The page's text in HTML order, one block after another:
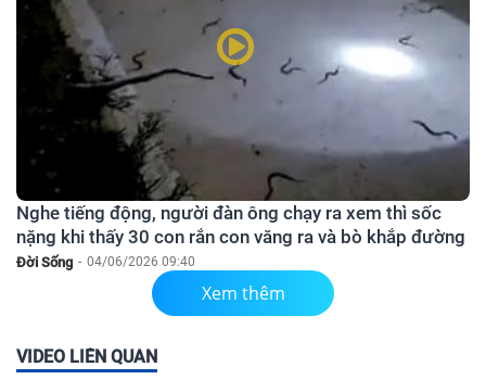
Nghe tiếng động, người đàn ông chạy ra xem thì sốc
nặng khi thấy 30 con rắn con văng ra và bò khắp đường
Đời Sống - 04/06/2026 09:40
Xem thêm
VIDEO LIÊN QUAN